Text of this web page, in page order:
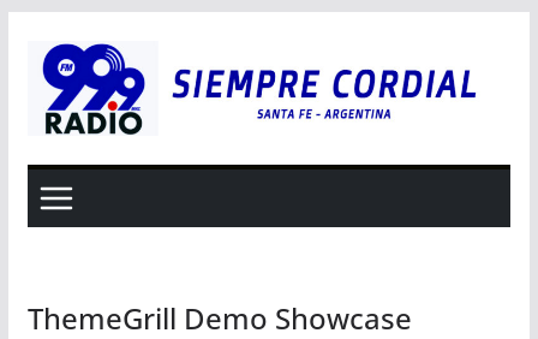
contenido
ThemeGrill Demo Showcase